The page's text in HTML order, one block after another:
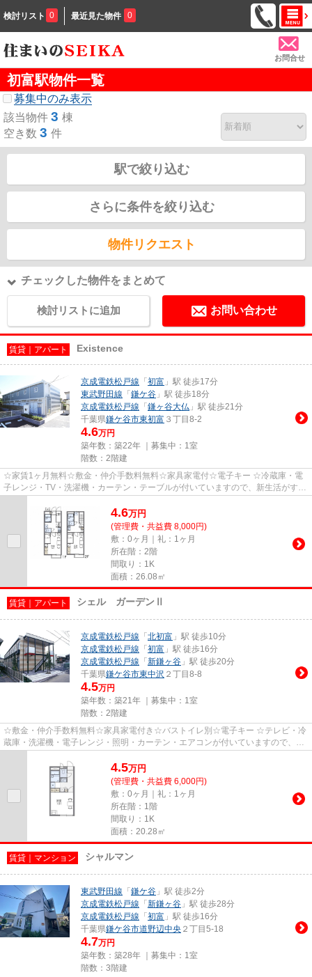
検討リスト 0 最近見た物件 0
お問合せ
初富駅物件一覧
募集中のみ表示
該当物件 3 棟
空き数 3 件
駅で絞り込む
さらに条件を絞り込む
物件リクエスト
チェックした物件をまとめて
検討リストに追加 お問い合わせ
賃貸｜アパート Existence
京成電鉄松戸線 「 初富 」駅 徒歩17分
東武野田線 「 鎌ケ谷 」駅 徒歩18分
京成電鉄松戸線 「 鎌ヶ谷大仏 」駅 徒歩21分
千葉県鎌ケ谷市東初富 ３丁目8-2
4.6万円
築年数：築22年 ｜募集中： 1室
階数：2階建
☆家賃1ヶ月無料☆敷金・仲介手数料無料☆家具家電付☆電子キー ☆冷蔵庫・電
子レンジ・TV・洗濯機・カーテン・テーブルが付いていますので、新生活がすぐ
4.6万円
(管理費・共益費 8,000円)
敷：0ヶ月｜礼：1ヶ月
所在階：2階
間取り：1K
面積：26.08㎡
賃貸｜アパート シェル ガーデンⅡ
京成電鉄松戸線 「 北初富 」駅 徒歩10分
京成電鉄松戸線 「 初富 」駅 徒歩16分
京成電鉄松戸線 「 新鎌ヶ谷 」駅 徒歩20分
千葉県鎌ケ谷市東中沢 ２丁目8-8
4.5万円
築年数：築21年 ｜募集中： 1室
階数：2階建
☆敷金・仲介手数料無料☆家具家電付き☆バストイレ別☆電子キー ☆テレビ・冷
蔵庫・洗濯機・電子レンジ・照明・カーテン・エアコンが付いていますので、新
4.5万円
(管理費・共益費 6,000円)
敷：0ヶ月｜礼：1ヶ月
所在階：1階
間取り：1K
面積：20.28㎡
賃貸｜マンション シャルマン
東武野田線 「 鎌ケ谷 」駅 徒歩2分
京成電鉄松戸線 「 新鎌ヶ谷 」駅 徒歩28分
京成電鉄松戸線 「 初富 」駅 徒歩16分
千葉県鎌ケ谷市道野辺中央 ２丁目5-18
4.7万円
築年数：築28年 ｜募集中： 1室
階数：3階建